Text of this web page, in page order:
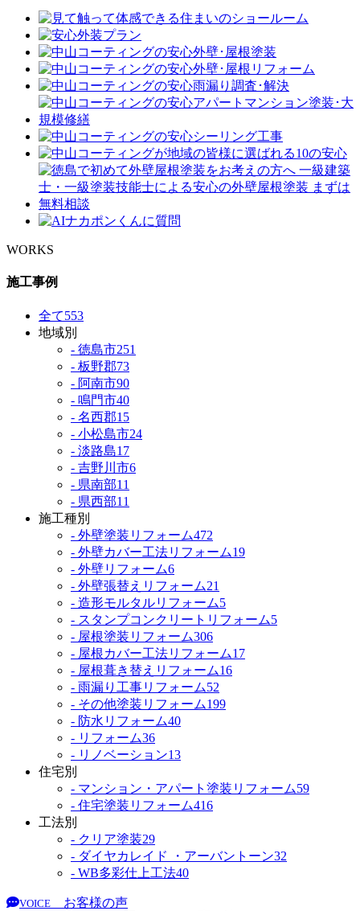
WORKS
施工事例
全て553
地域別
- 徳島市251
- 板野郡73
- 阿南市90
- 鳴門市40
- 名西郡15
- 小松島市24
- 淡路島17
- 吉野川市6
- 県南部11
- 県西部11
施工種別
- 外壁塗装リフォーム472
- 外壁カバー工法リフォーム19
- 外壁リフォーム6
- 外壁張替えリフォーム21
- 造形モルタルリフォーム5
- スタンプコンクリートリフォーム5
- 屋根塗装リフォーム306
- 屋根カバー工法リフォーム17
- 屋根葺き替えリフォーム16
- 雨漏り工事リフォーム52
- その他塗装リフォーム199
- 防水リフォーム40
- リフォーム36
- リノベーション13
住宅別
- マンション・アパート塗装リフォーム59
- 住宅塗装リフォーム416
工法別
- クリア塗装29
- ダイヤカレイド ・アーバントーン32
- WB多彩仕上工法40
VOICE
お客様の声